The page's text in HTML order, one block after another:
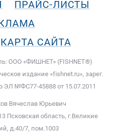
ПРАЙС-ЛИСТЫ
КАРТА САЙТА
ООО «ФИШНЕТ» (FISHNET®)
издание «fishnet.ru», зарег.
ЭЛ №ФС77-45888 от 15.07.2011
Вячеслав Юрьевич
Псковская область, г.Великие
д.40/7, пом.1003